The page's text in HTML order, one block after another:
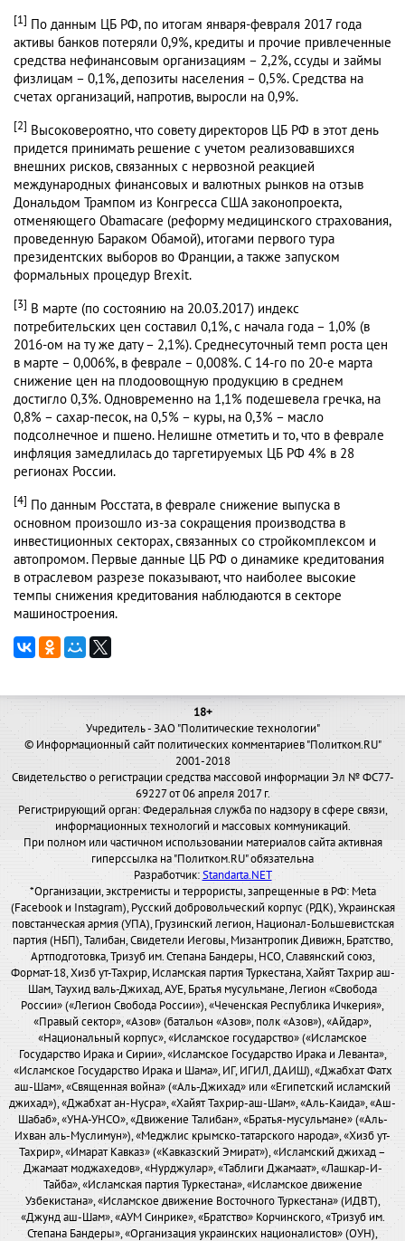
[1] По данным ЦБ РФ, по итогам января-февраля 2017 года
активы банков потеряли 0,9%, кредиты и прочие привлеченные
средства нефинансовым организациям – 2,2%, ссуды и займы
физлицам – 0,1%, депозиты населения – 0,5%. Средства на
счетах организаций, напротив, выросли на 0,9%.
[2] Высоковероятно, что совету директоров ЦБ РФ в этот день
придется принимать решение с учетом реализовавшихся
внешних рисков, связанных с нервозной реакцией
международных финансовых и валютных рынков на отзыв
Дональдом Трампом из Конгресса США законопроекта,
отменяющего Obamacare (реформу медицинского страхования,
проведенную Бараком Обамой), итогами первого тура
президентских выборов во Франции, а также запуском
формальных процедур Brexit.
[3] В марте (по состоянию на 20.03.2017) индекс
потребительских цен составил 0,1%, с начала года – 1,0% (в
2016-ом на ту же дату – 2,1%). Среднесуточный темп роста цен
в марте – 0,006%, в феврале – 0,008%. С 14-го по 20-е марта
снижение цен на плодоовощную продукцию в среднем
достигло 0,3%. Одновременно на 1,1% подешевела гречка, на
0,8% – сахар-песок, на 0,5% – куры, на 0,3% – масло
подсолнечное и пшено. Нелишне отметить и то, что в феврале
инфляция замедлилась до таргетируемых ЦБ РФ 4% в 28
регионах России.
[4] По данным Росстата, в феврале снижение выпуска в
основном произошло из-за сокращения производства в
инвестиционных секторах, связанных со стройкомплексом и
автопромом. Первые данные ЦБ РФ о динамике кредитования
в отраслевом разрезе показывают, что наиболее высокие
темпы снижения кредитования наблюдаются в секторе
машиностроения.
18+
Учредитель - ЗАО "Политические технологии"
© Информационный сайт политических комментариев "Политком.RU"
2001-2018
Свидетельство о регистрации средства массовой информации Эл № ФС77-
69227 от 06 апреля 2017 г.
Регистрирующий орган: Федеральная служба по надзору в сфере связи,
информационных технологий и массовых коммуникаций.
При полном или частичном использовании материалов сайта активная
гиперссылка на "Политком.RU" обязательна
Разработчик:Standarta.NET
*Организации, экстремисты и террористы, запрещенные в РФ: Meta
(Facebook и Instagram), Русский добровольческий корпус (РДК), Украинская
повстанческая армия (УПА), Грузинский легион, Национал-Большевистская
партия (НБП), Талибан, Свидетели Иеговы, Мизантропик Дивижн, Братство,
Артподготовка, Тризуб им. Степана Бандеры, НСО, Славянский союз,
Формат-18, Хизб ут-Тахрир, Исламская партия Туркестана, Хайят Тахрир аш-
Шам, Таухид валь-Джихад, АУЕ, Братья мусульмане, Легион «Свобода
России» («Легион Свобода России»), «Чеченская Республика Ичкерия»,
«Правый сектор», «Азов» (батальон «Азов», полк «Азов»), «Айдар»,
«Национальный корпус», «Исламское государство» («Исламское
Государство Ирака и Сирии», «Исламское Государство Ирака и Леванта»,
«Исламское Государство Ирака и Шама», ИГ, ИГИЛ, ДАИШ), «Джабхат Фатх
аш-Шам», «Священная война» («Аль-Джихад» или «Египетский исламский
джихад»), «Джабхат ан-Нусра», «Хайят Тахрир-аш-Шам», «Аль-Каида», «Аш-
Шабаб», «УНА-УНСО», «Движение Талибан», «Братья-мусульмане» («Аль-
Ихван аль-Муслимун»), «Меджлис крымско-татарского народа», «Хизб ут-
Тахрир», «Имарат Кавказ» («Кавказский Эмират»), «Исламский джихад –
Джамаат моджахедов», «Нурджулар», «Таблиги Джамаат», «Лашкар-И-
Тайба», «Исламская партия Туркестана», «Исламское движение
Узбекистана», «Исламское движение Восточного Туркестана» (ИДВТ),
«Джунд аш-Шам», «АУМ Синрике», «Братство» Корчинского, «Тризуб им.
Степана Бандеры», «Организация украинских националистов» (ОУН),